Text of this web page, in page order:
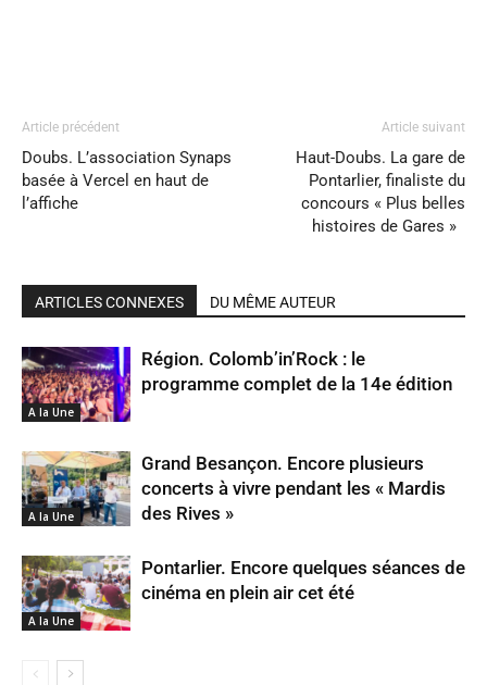
Article précédent
Doubs. L’association Synaps
basée à Vercel en haut de
l’affiche
Article suivant
Haut-Doubs. La gare de
Pontarlier, finaliste du
concours « Plus belles
histoires de Gares »
ARTICLES CONNEXES DU MÊME AUTEUR
A la Une
Région. Colomb’in’Rock : le
programme complet de la 14e édition
A la Une
Grand Besançon. Encore plusieurs
concerts à vivre pendant les « Mardis
des Rives »
A la Une
Pontarlier. Encore quelques séances de
cinéma en plein air cet été